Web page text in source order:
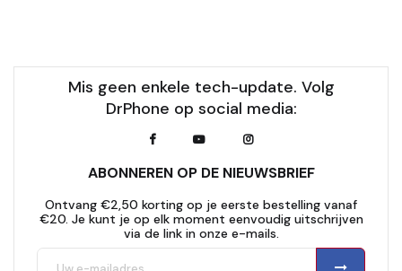
Mis geen enkele tech-update. Volg
DrPhone op social media:
ABONNEREN OP DE NIEUWSBRIEF
Ontvang €2,50 korting op je eerste bestelling vanaf
€20. Je kunt je op elk moment eenvoudig uitschrijven
via de link in onze e-mails.